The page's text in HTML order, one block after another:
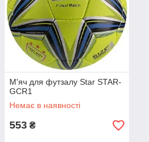
М'яч для футзалу Star STAR-
GCR1
Немає в наявності
553 ₴